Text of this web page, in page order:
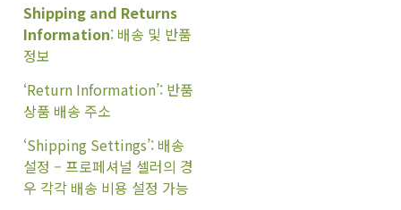
Shipping and Returns
Information: 배송 및 반품
정보
‘Return Information’: 반품
상품 배송 주소
‘Shipping Settings’: 배송
설정 – 프로페셔널 셀러의 경
우 각각 배송 비용 설정 가능